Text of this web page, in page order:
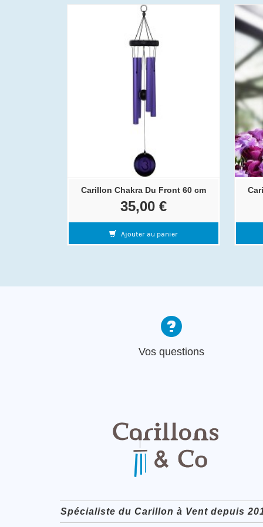
Carillon Chakra Du Front 60 cm
35,00 €
Ajouter au panier
Vos questions
Spécialiste du Carillon à Vent depuis